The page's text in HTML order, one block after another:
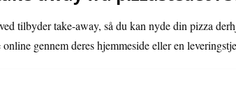
tilbyder take-away, så du kan nyde din pizza
gennem deres hjemmeside eller en